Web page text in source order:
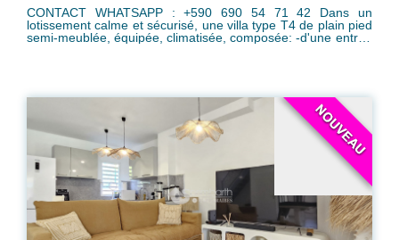
CONTACT WHATSAPP : +590 690 54 71 42 Dans un
lotissement calme et sécurisé, une villa type T4 de plain pied
semi-meublée, équipée, climatisée, composée: -d'une entrée
jouissance privative - 2 ++ places de stationnement intérieur
PPRN : Blanche Taxe foncière : 2000 euros par an Charges
du Lotissement : 240 euros par an Contact : +590 690 54 71
42